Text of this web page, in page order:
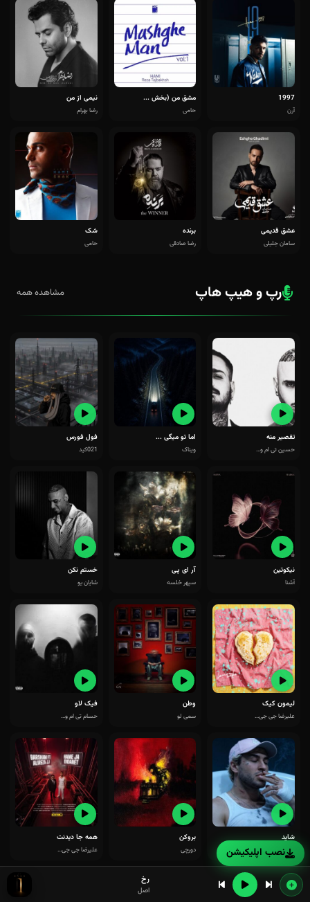
1997
آرن
مشق من (بخش ...
حامی
نیمی از من
رضا بهرام
عشق قدیمی
سامان جلیلی
برنده
رضا صادقی
شک
حامی
رپ و هیپ هاپ مشاهده همه
تقصیر منه
حسین تی ام و...
اما تو میگی ...
ویناک
فول فورس
021کید
نیکوتین
آشنا
آر ای پی
سپهر خلسه
خستم نکن
شایان یو
لیمون کیک
علیرضا جی جی...
وطن
سمی لو
فیک لاو
حسام تی ام و...
شاید
پارسالیپ
بروکن
دورچی
همه جا دیدنت
علیرضا جی جی...
رخ
اصل
نصب اپلیکیشن